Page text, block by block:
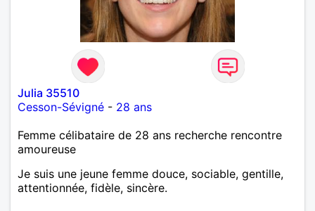
Julia 35510
Cesson-Sévigné - 28 ans
Femme célibataire de 28 ans recherche rencontre
amoureuse
Je suis une jeune femme douce, sociable, gentille,
attentionnée, fidèle, sincère.